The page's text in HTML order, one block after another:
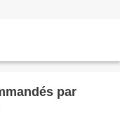
par